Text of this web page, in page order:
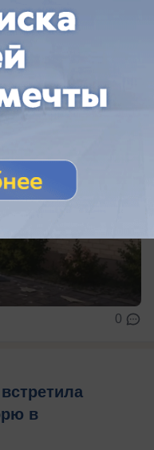
0
в